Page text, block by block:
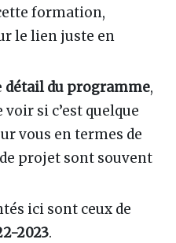
formation,
le lien juste en
détail du programme,
si c’est quelque
vous en termes de
projet sont souvent
ici sont ceux de
2023.